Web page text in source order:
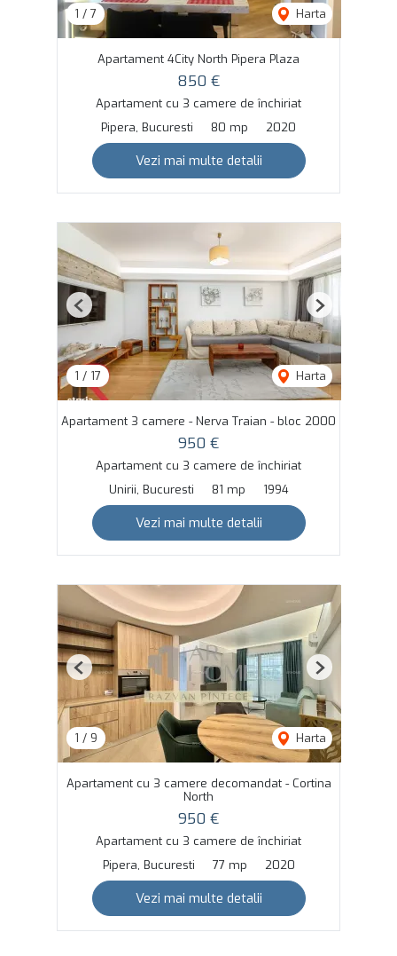
1 / 7 Harta
Apartament 4City North Pipera Plaza
850 €
Apartament cu 3 camere de închiriat
Pipera, Bucuresti
80 mp 2020
Vezi mai multe detalii
1 / 17 Harta
Previous Next
Apartament 3 camere - Nerva Traian - bloc 2000
950 €
Apartament cu 3 camere de închiriat
Unirii, Bucuresti
81 mp 1994
Vezi mai multe detalii
1 / 9 Harta
Previous Next
Apartament cu 3 camere decomandat - Cortina
North
950 €
Apartament cu 3 camere de închiriat
Pipera, Bucuresti
77 mp 2020
Vezi mai multe detalii